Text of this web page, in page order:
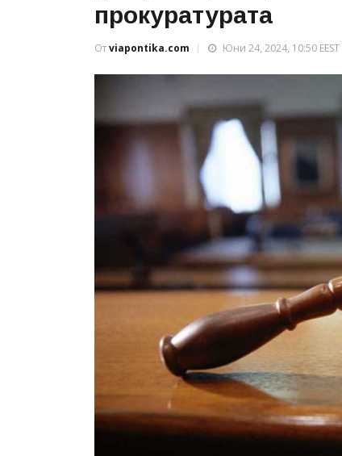
прокуратурата
Отviapontika.com Юни 24, 2024, 10:50 EEST